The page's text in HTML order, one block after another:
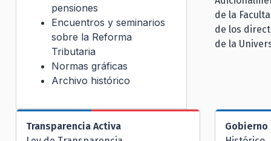
de la
de los
de la
pensiones
Encuentros y seminarios
sobre la Reforma
Tributaria
Normas gráficas
Archivo histórico
Transparencia Activa
Gobierno